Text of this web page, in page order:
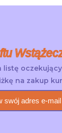
listę
na zakup
swój adres e-